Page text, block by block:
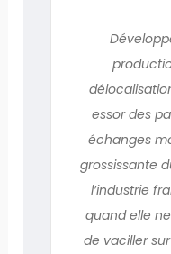
essor des
échanges
grossissante
l’industrie
quand elle
de vaciller